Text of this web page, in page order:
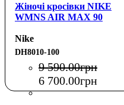
Жіночі кросівки NIKE
WMNS AIR MAX 90
Nike
DH8010-100
9 590.00грн
6 700.00грн